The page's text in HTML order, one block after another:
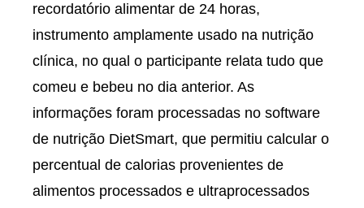
recordatório alimentar de 24 horas,
instrumento amplamente usado na nutrição
clínica, no qual o participante relata tudo que
comeu e bebeu no dia anterior. As
informações foram processadas no software
de nutrição DietSmart, que permitiu calcular o
percentual de calorias provenientes de
alimentos processados e ultraprocessados